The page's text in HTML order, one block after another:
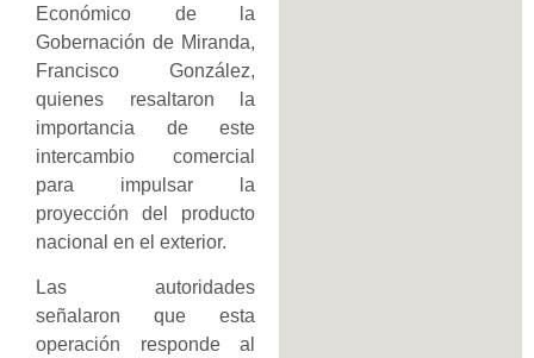
Económico de la
Gobernación de Miranda,
Francisco González,
quienes resaltaron la
importancia de este
intercambio comercial
para impulsar la
proyección del producto
nacional en el exterior.
Las autoridades
señalaron que esta
operación responde al